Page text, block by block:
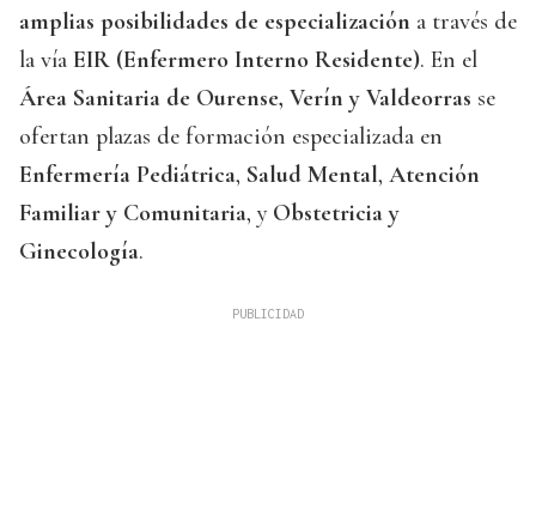
amplias posibilidades de especialización a través de
la vía EIR (Enfermero Interno Residente). En el
Área Sanitaria de Ourense, Verín y Valdeorras se
ofertan plazas de formación especializada en
Enfermería Pediátrica, Salud Mental, Atención
Familiar y Comunitaria, y Obstetricia y
Ginecología.